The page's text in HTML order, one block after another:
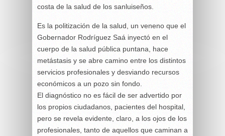
costa de la salud de los sanluiseños.
Es la politización de la salud, un veneno que el
Gobernador Rodríguez Saá inyectó en el
cuerpo de la salud pública puntana, hace
metástasis y se abre camino entre los distintos
servicios profesionales y desviando recursos
económicos a un pozo sin fondo.
El diagnóstico no es fácil de ser advertido por
los propios ciudadanos, pacientes del hospital,
pero se revela evidente, claro, a los ojos de los
profesionales, tanto de aquellos que caminan a